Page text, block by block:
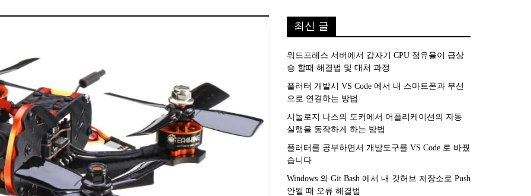
최신 글
워드프레스 서버에서 갑자기 CPU 점유율이 급상
승 할때 해결법 및 대처 과정
플러터 개발시 VS Code 에서 내 스마트폰과 무선
으로 연결하는 방법
시놀로지 나스의 도커에서 어플리케이션의 자동
실행을 동작하게 하는 방법
플러터를 공부하면서 개발도구를 VS Code 로 바꿨
습니다
Windows 의 Git Bash 에서 내 깃허브 저장소로 Push
안될 때 오류 해결법